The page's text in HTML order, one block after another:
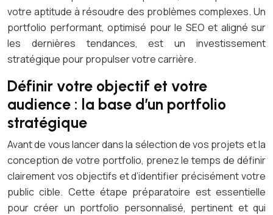
votre aptitude à résoudre des problèmes complexes. Un
portfolio performant, optimisé pour le SEO et aligné sur
les dernières tendances, est un investissement
stratégique pour propulser votre carrière.
Définir votre objectif et votre
audience : la base d’un portfolio
stratégique
Avant de vous lancer dans la sélection de vos projets et la
conception de votre portfolio, prenez le temps de définir
clairement vos objectifs et d’identifier précisément votre
public cible. Cette étape préparatoire est essentielle
pour créer un portfolio personnalisé, pertinent et qui